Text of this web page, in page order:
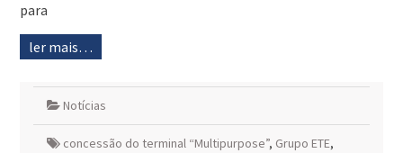
para
ler mais…
Notícias
concessão do terminal “Multipurpose”, Grupo ETE,